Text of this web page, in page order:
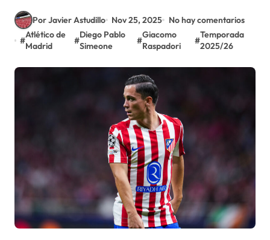
Por Javier Astudillo Nov 25, 2025
No hay comentarios
#
Atlético de
Madrid
#
Diego Pablo
Simeone
#
Giacomo
Raspadori
#
Temporada
2025/26